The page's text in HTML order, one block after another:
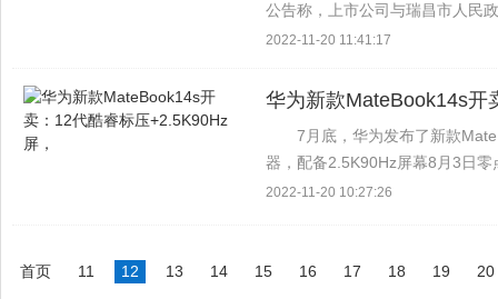
公告称，上市公司与瑞昌市人民
同》，拟投资约30亿元新建年产
2022-11-20 11:41:17
华为新款MateBook14s开
7月底，华为发布了新款
器，配备2.5K90Hz屏幕8月3日
色可供选择:深灰，明月银，云杉
2022-11-20 10:27:26
首页 11 12 13 14 15 16 17 18 19 20